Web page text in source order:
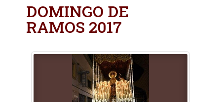
DOMINGO DE
RAMOS 2017